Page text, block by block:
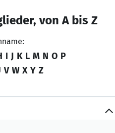
von A bis Z
I J K L M N O P
V W X Y Z